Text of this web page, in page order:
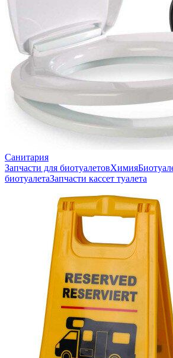
Санитария
Запчасти для биотуалетовХимия
биотуалетаЗапчасти кассет туалета